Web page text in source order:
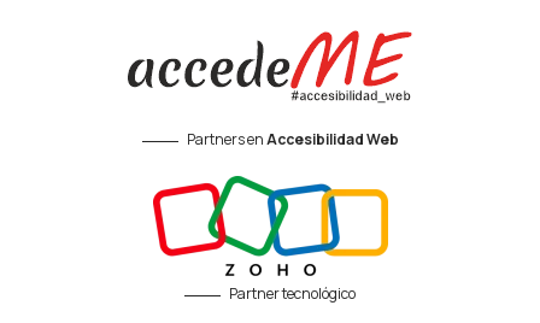
Partners enAccesibilidad Web
Partner tecnológico